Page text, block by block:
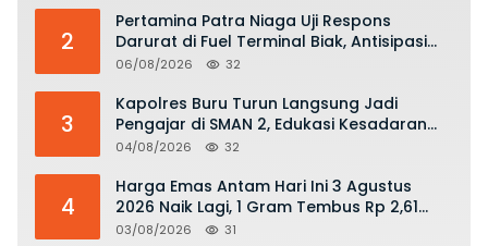
2
Pertamina Patra Niaga Uji Respons
Darurat di Fuel Terminal Biak, Antisipasi
Risiko Kebakaran dan Tumpahan BBM
06/08/2026 32
3
Kapolres Buru Turun Langsung Jadi
Pengajar di SMAN 2, Edukasi Kesadaran
Hukum dan Stop Kekerasan
04/08/2026 32
4
Harga Emas Antam Hari Ini 3 Agustus
2026 Naik Lagi, 1 Gram Tembus Rp 2,61
Juta
03/08/2026 31